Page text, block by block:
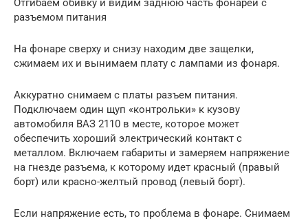
Отгибаем обивку и видим заднюю часть фонарей с
разъемом питания
На фонаре сверху и снизу находим две защелки,
сжимаем их и вынимаем плату с лампами из фонаря.
Аккуратно снимаем с платы разъем питания.
Подключаем один щуп «контрольки» к кузову
автомобиля ВАЗ 2110 в месте, которое может
обеспечить хороший электрический контакт с
металлом. Включаем габариты и замеряем напряжение
на гнезде разъема, к которому идет красный (правый
борт) или красно-желтый провод (левый борт).
Если напряжение есть, то проблема в фонаре. Снимаем